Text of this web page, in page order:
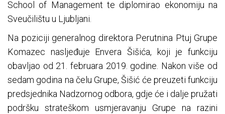
School of Management te diplomirao ekonomiju na
Sveučilištu u Ljubljani.
Na poziciji generalnog direktora Perutnina Ptuj Grupe
Komazec nasljeđuje Envera Šišića, koji je funkciju
obavljao od 21. februara 2019. godine. Nakon više od
sedam godina na čelu Grupe, Šišić će preuzeti funkciju
predsjednika Nadzornog odbora, gdje će i dalje pružati
podršku strateškom usmjeravanju Grupe na razini